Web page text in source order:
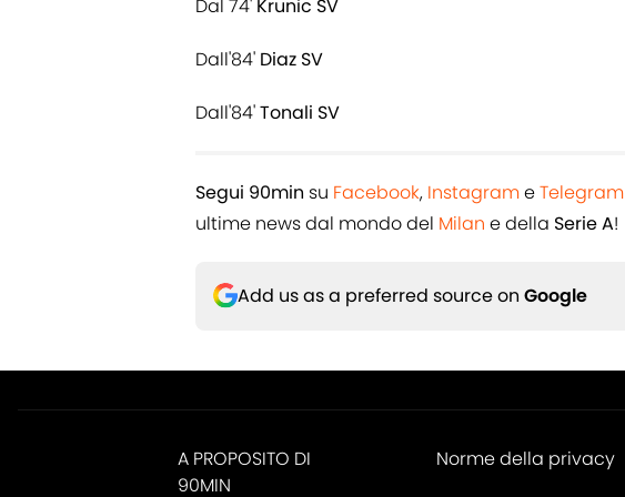
Dal 74' Krunic SV
Dall'84' Diaz SV
Dall'84'Tonali SV
Segui 90min su Facebook, InstagrameTelegram
ultime news dal mondo del Milan e della Serie A!
Add us as a preferred source on Google
A PROPOSITO DI
90MIN
Norme della privacy